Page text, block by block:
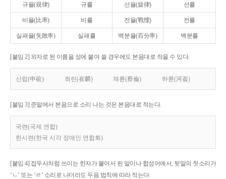
규율(規律) 규률 선율(旋律) 선률
비율(比率) 비률 전율(戰慄) 전률
실패율(失敗率) 실패률 백분율(百分率) 백분률
[붙임 2] 외자로 된 이름을 성에 붙여 쓸 경우에도 본음대로 적을 수 있다.
신립(申砬) 최린(崔麟) 채륜(蔡倫) 하륜(河崙)
[붙임 3] 준말에서 본음으로 소리 나는 것은 본음대로 적는다.
국련(국제 연합)
한시련(한국 시각 장애인 연합회)
[붙임 4] 접두사처럼 쓰이는 한자가 붙어서 된 말이나 합성어에서, 뒷말의 첫소리가
‘ㄴ’ 또는 ‘ㄹ’ 소리로 나더라도 두음 법칙에 따라 적는다.